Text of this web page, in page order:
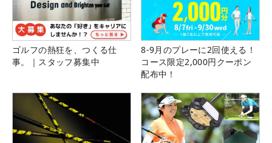
ゴルフの熱狂を、つくる仕
事。｜スタッフ募集中
8-9月のプレーに2回使える！
コース限定2,000円クーポン
配布中！